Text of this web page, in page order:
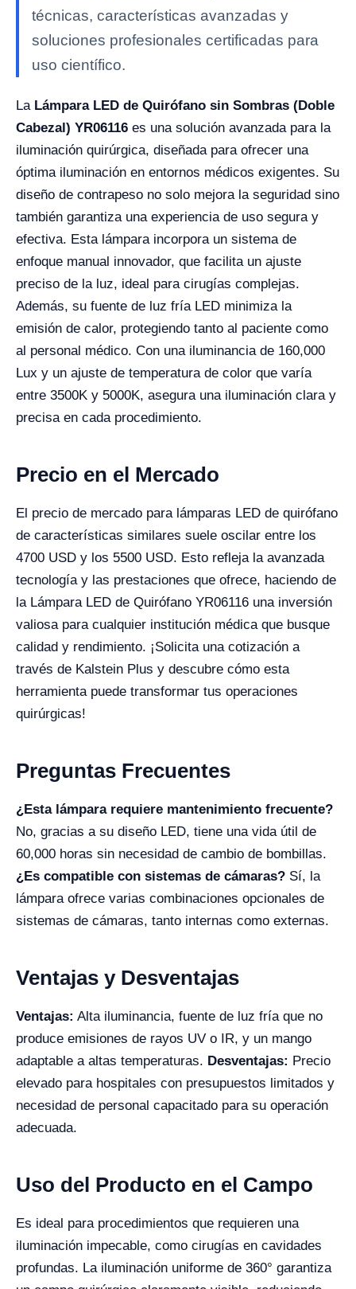
técnicas, características avanzadas y
soluciones profesionales certificadas para
uso científico.
La Lámpara LED de Quirófano sin Sombras (Doble
Cabezal) YR06116 es una solución avanzada para la
iluminación quirúrgica, diseñada para ofrecer una
óptima iluminación en entornos médicos exigentes. Su
diseño de contrapeso no solo mejora la seguridad sino
también garantiza una experiencia de uso segura y
efectiva. Esta lámpara incorpora un sistema de
enfoque manual innovador, que facilita un ajuste
preciso de la luz, ideal para cirugías complejas.
Además, su fuente de luz fría LED minimiza la
emisión de calor, protegiendo tanto al paciente como
al personal médico. Con una iluminancia de 160,000
Lux y un ajuste de temperatura de color que varía
entre 3500K y 5000K, asegura una iluminación clara y
precisa en cada procedimiento.
Precio en el Mercado
El precio de mercado para lámparas LED de quirófano
de características similares suele oscilar entre los
4700 USD y los 5500 USD. Esto refleja la avanzada
tecnología y las prestaciones que ofrece, haciendo de
la Lámpara LED de Quirófano YR06116 una inversión
valiosa para cualquier institución médica que busque
calidad y rendimiento. ¡Solicita una cotización a
través de Kalstein Plus y descubre cómo esta
herramienta puede transformar tus operaciones
quirúrgicas!
Preguntas Frecuentes
¿Esta lámpara requiere mantenimiento frecuente?
No, gracias a su diseño LED, tiene una vida útil de
60,000 horas sin necesidad de cambio de bombillas.
¿Es compatible con sistemas de cámaras? Sí, la
lámpara ofrece varias combinaciones opcionales de
sistemas de cámaras, tanto internas como externas.
Ventajas y Desventajas
Ventajas: Alta iluminancia, fuente de luz fría que no
produce emisiones de rayos UV o IR, y un mango
adaptable a altas temperaturas. Desventajas: Precio
elevado para hospitales con presupuestos limitados y
necesidad de personal capacitado para su operación
adecuada.
Uso del Producto en el Campo
Es ideal para procedimientos que requieren una
iluminación impecable, como cirugías en cavidades
profundas. La iluminación uniforme de 360° garantiza